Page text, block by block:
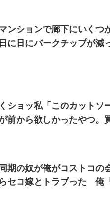
ンションで廊下にいく
に日にバークチップが減
ショッ私「このカットソ
前から欲しかったやつ。
期の奴が俺がコストコの
セコ嫁とトラブった 俺